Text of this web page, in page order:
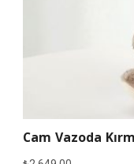
Cam Vazoda